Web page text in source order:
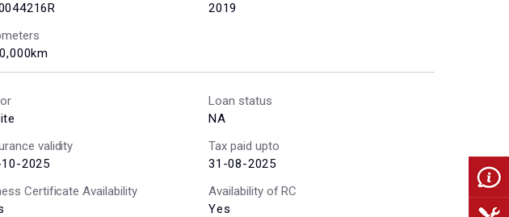
2019
Loan status
NA
validity
2025
Tax paid upto
31-08-2025
Certificate Availability
Availability of RC
Yes